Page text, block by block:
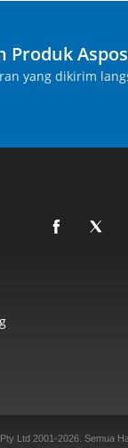
Produk
yang dikirim
Ltd 2001-2026. Semua